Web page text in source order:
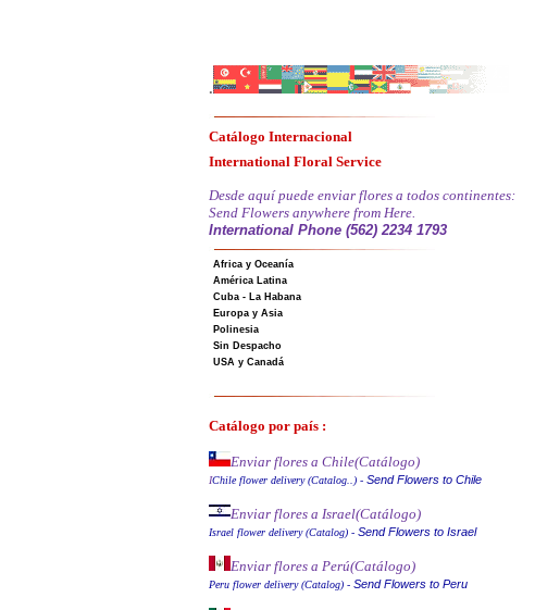
.
Catálogo Internacional
International Floral Service
Desde aquí puede enviar flores a todos continentes:
Send Flowers anywhere from Here.
International Phone (562) 2234 1793
Africa y Oceanía
América Latina
Cuba - La Habana
Europa y Asia
Polinesia
Sin Despacho
USA y Canadá
Catálogo por país :
Enviar flores a Chile(Catálogo)
IChile flower delivery (Catalog..) - Send Flowers to Chile
Enviar flores a Israel(Catálogo)
Israel flower delivery (Catalog) - Send Flowers to Israel
Enviar flores a Perú(Catálogo)
Peru flower delivery (Catalog) - Send Flowers to Peru